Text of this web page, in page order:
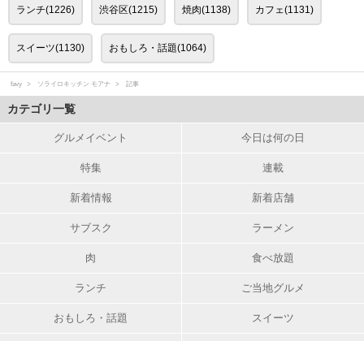
ランチ(1226) 渋谷区(1215) 焼肉(1138) カフェ(1131)
スイーツ(1130) おもしろ・話題(1064)
favy ソライロキッチン モアナ 記事
カテゴリ一覧
グルメイベント 今日は何の日
特集 連載
新着情報 新着店舗
サブスク ラーメン
肉 食べ放題
ランチ ご当地グルメ
おもしろ・話題 スイーツ